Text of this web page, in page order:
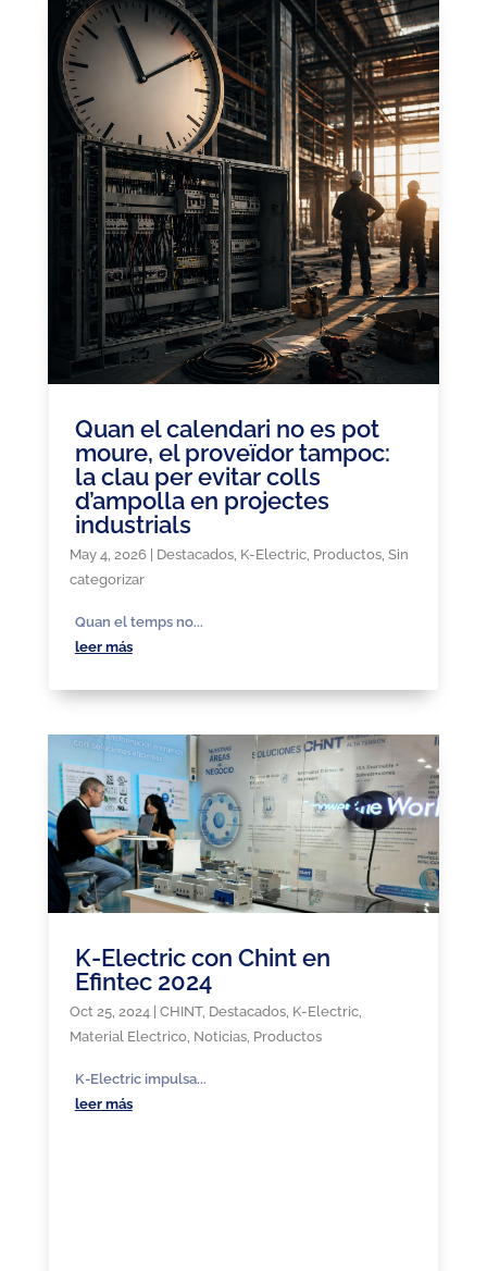
Quan el calendari no es pot
moure, el proveïdor tampoc:
la clau per evitar colls
d’ampolla en projectes
industrials
May 4, 2026| Destacados, K-Electric, Productos, Sin
categorizar
Quan el temps no...
leer más
K-Electric con Chint en
Efintec 2024
Oct 25, 2024| CHINT, Destacados, K-Electric,
Material Electrico, Noticias, Productos
K-Electric impulsa...
leer más